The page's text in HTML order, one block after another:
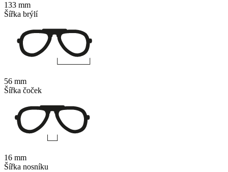
133 mm
Šířka brýlí
56 mm
Šířka čoček
16 mm
Šířka nosníku